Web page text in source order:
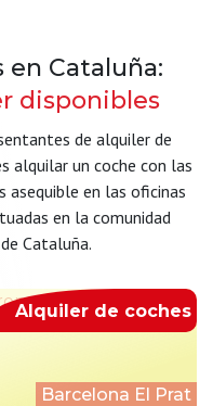
Cataluña:
disponibles
de alquiler de
alquilar un coche con las
asequible en las oficinas
en la comunidad
Cataluña.
Barcelona El Prat
Alquiler de coches